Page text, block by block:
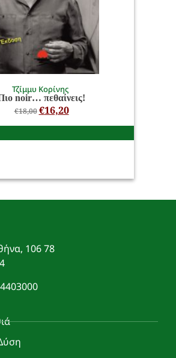
Τζίμμυ Κορίνης
noir… πεθαίνεις!
€18,00 €16,20
106 78